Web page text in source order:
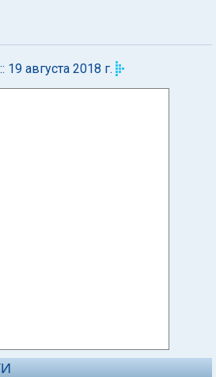
19 августа 2018 г.